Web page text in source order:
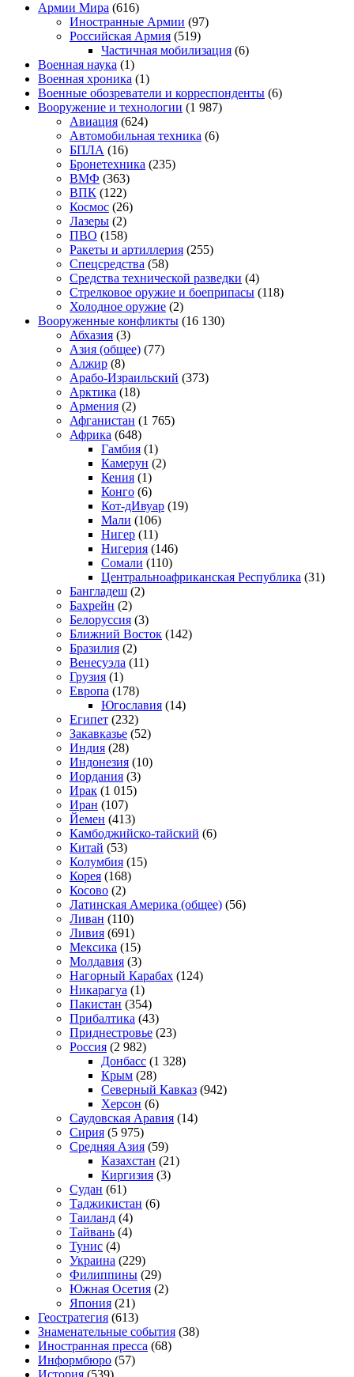
Армии Мира (616)
Иностранные Армии (97)
Российская Армия (519)
Частичная мобилизация (6)
Военная наука (1)
Военная хроника (1)
Военные обозреватели и корреспонденты (6)
Вооружение и технологии (1 987)
Авиация (624)
Автомобильная техника (6)
БПЛА (16)
Бронетехника (235)
ВМФ (363)
ВПК (122)
Космос (26)
Лазеры (2)
ПВО (158)
Ракеты и артиллерия (255)
Спецсредства (58)
Средства технической разведки (4)
Стрелковое оружие и боеприпасы (118)
Холодное оружие (2)
Вооруженные конфликты (16 130)
Абхазия (3)
Азия (общее) (77)
Алжир (8)
Арабо-Израильский (373)
Арктика (18)
Армения (2)
Афганистан (1 765)
Африка (648)
Гамбия (1)
Камерун (2)
Кения (1)
Конго (6)
Кот-дИвуар (19)
Мали (106)
Нигер (11)
Нигерия (146)
Сомали (110)
Центральноафриканская Республика (31)
Бангладеш (2)
Бахрейн (2)
Белоруссия (3)
Ближний Восток (142)
Бразилия (2)
Венесуэла (11)
Грузия (1)
Европа (178)
Югославия (14)
Египет (232)
Закавказье (52)
Индия (28)
Индонезия (10)
Иордания (3)
Ирак (1 015)
Иран (107)
Йемен (413)
Камбоджийско-тайский (6)
Китай (53)
Колумбия (15)
Корея (168)
Косово (2)
Латинская Америка (общее) (56)
Ливан (110)
Ливия (691)
Мексика (15)
Молдавия (3)
Нагорный Карабах (124)
Никарагуа (1)
Пакистан (354)
Прибалтика (43)
Приднестровье (23)
Россия (2 982)
Донбасс (1 328)
Крым (28)
Северный Кавказ (942)
Херсон (6)
Саудовская Аравия (14)
Сирия (5 975)
Средняя Азия (59)
Казахстан (21)
Киргизия (3)
Судан (61)
Таджикистан (6)
Таиланд (4)
Тайвань (4)
Тунис (4)
Украина (229)
Филиппины (29)
Южная Осетия (2)
Япония (21)
Геостратегия (613)
Знаменательные события (38)
Иностранная пресса (68)
Информбюро (57)